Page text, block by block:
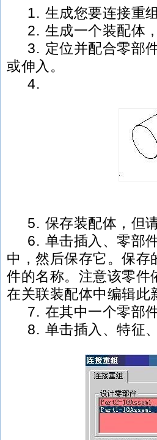
1. 生成您要连接重组
2. 生成一个装配体，
3. 定位并配合零部件
或伸入。
4.
5. 保存装配体，但
6. 单击插入、零部件
中，然后保存它。保存
件的名称。注意该零件
在关联装配体中编辑此
7. 在其中一个零部件
8. 单击插入、特征、